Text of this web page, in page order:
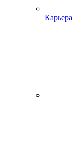
Карьера